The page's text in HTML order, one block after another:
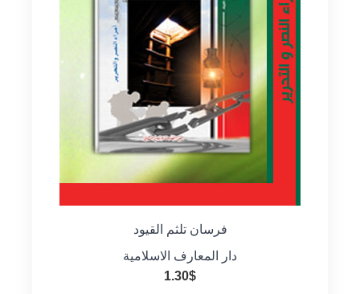
فرسان تلثم القيود
دار المعارف الاسلامية
1.30$